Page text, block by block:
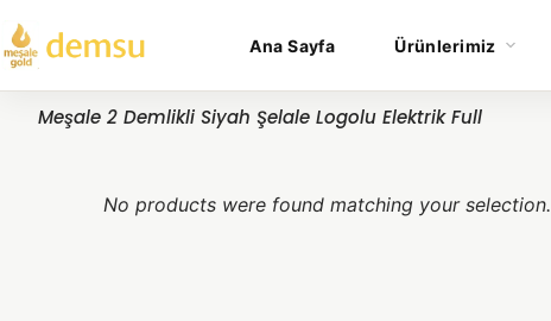
Ana Sayfa Ürünlerimiz
Meşale 2 Demlikli Siyah Şelale Logolu Elektrik Full
No products were found matching your selection.